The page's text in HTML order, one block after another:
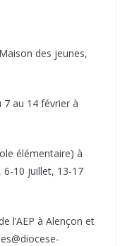
des jeunes,
7 au 14 février à
élémentaire) à
6-10 juillet, 13-17
l’AEP à Alençon et